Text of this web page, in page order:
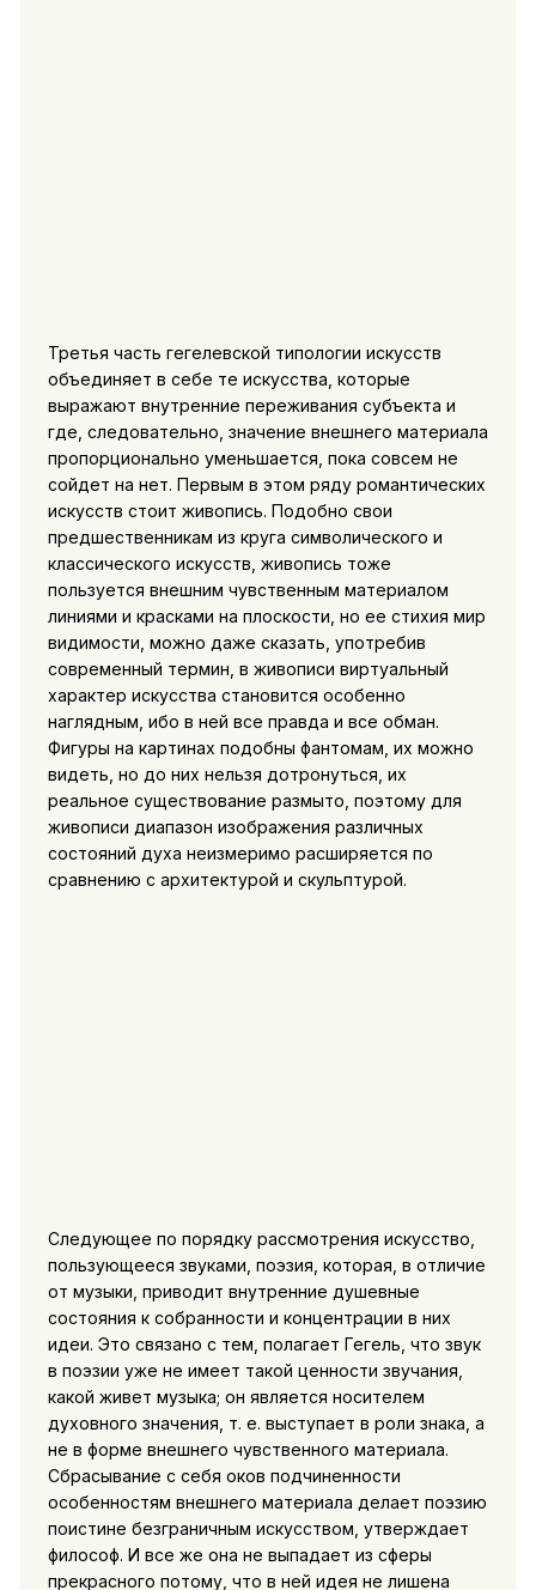
Третья часть гегелевской типологии искусств
объединяет в себе те искусства, которые
выражают внутренние переживания субъекта и
где, следовательно, значение внешнего материала
пропорционально уменьшается, пока совсем не
сойдет на нет. Первым в этом ряду романтических
искусств стоит живопись. Подобно свои
предшественникам из круга символического и
классического искусств, живопись тоже
пользуется внешним чувственным материалом
линиями и красками на плоскости, но ее стихия мир
видимости, можно даже сказать, употребив
современный термин, в живописи виртуальный
характер искусства становится особенно
наглядным, ибо в ней все правда и все обман.
Фигуры на картинах подобны фантомам, их можно
видеть, но до них нельзя дотронуться, их
реальное существование размыто, поэтому для
живописи диапазон изображения различных
состояний духа неизмеримо расширяется по
сравнению с архитектурой и скульптурой.
Следующее по порядку рассмотрения искусство,
пользующееся звуками, поэзия, которая, в отличие
от музыки, приводит внутренние душевные
состояния к собранности и концентрации в них
идеи. Это связано с тем, полагает Гегель, что звук
в поэзии уже не имеет такой ценности звучания,
какой живет музыка; он является носителем
духовного значения, т. е. выступает в роли знака, а
не в форме внешнего чувственного материала.
Сбрасывание с себя оков подчиненности
особенностям внешнего материала делает поэзию
поистине безграничным искусством, утверждает
философ. И все же она не выпадает из сферы
прекрасного потому, что в ней идея не лишена